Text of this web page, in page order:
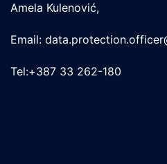
Amela Kulenović,
Email:
Tel:+387 33 262-180